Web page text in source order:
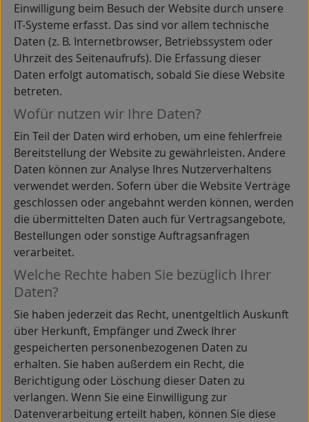
Einwilligung beim Besuch der Website durch unsere
IT-Systeme erfasst. Das sind vor allem technische
Daten (z. B. Internetbrowser, Betriebssystem oder
Uhrzeit des Seitenaufrufs). Die Erfassung dieser
Daten erfolgt automatisch, sobald Sie diese Website
betreten.
Wofür nutzen wir Ihre Daten?
Ein Teil der Daten wird erhoben, um eine fehlerfreie
Bereitstellung der Website zu gewährleisten. Andere
Daten können zur Analyse Ihres Nutzerverhaltens
verwendet werden. Sofern über die Website Verträge
geschlossen oder angebahnt werden können, werden
die übermittelten Daten auch für Vertragsangebote,
Bestellungen oder sonstige Auftragsanfragen
verarbeitet.
Welche Rechte haben Sie bezüglich Ihrer
Daten?
Sie haben jederzeit das Recht, unentgeltlich Auskunft
über Herkunft, Empfänger und Zweck Ihrer
gespeicherten personenbezogenen Daten zu
erhalten. Sie haben außerdem ein Recht, die
Berichtigung oder Löschung dieser Daten zu
verlangen. Wenn Sie eine Einwilligung zur
Datenverarbeitung erteilt haben, können Sie diese